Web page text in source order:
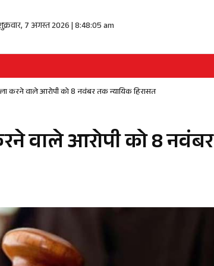
7 अगस्त 2026 | 8:48:05 am
करने वाले आरोपी को 8 नवंबर तक न्यायिक हिरासत
वाले आरोपी को 8 नवंबर